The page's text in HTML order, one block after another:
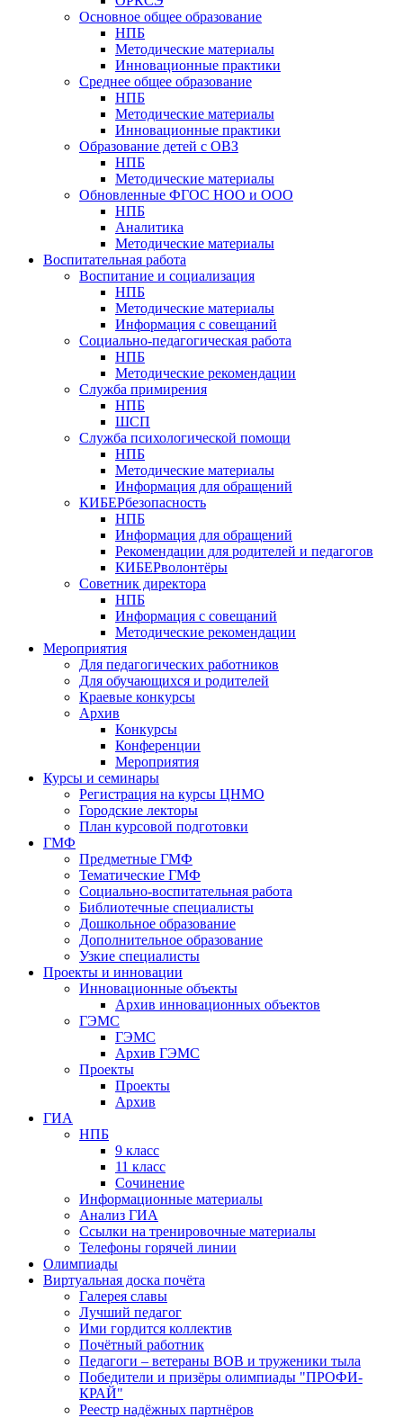
Основное общее образование
НПБ
Методические материалы
Инновационные практики
Среднее общее образование
НПБ
Методические материалы
Инновационные практики
Образование детей с ОВЗ
НПБ
Методические материалы
Обновленные ФГОС НОО и ООО
НПБ
Аналитика
Методические материалы
Воспитательная работа
Воспитание и социализация
НПБ
Методические материалы
Информация с совещаний
Социально-педагогическая работа
НПБ
Методические рекомендации
Служба примирения
НПБ
ШСП
Служба психологической помощи
НПБ
Методические материалы
Информация для обращений
КИБЕРбезопасность
НПБ
Информация для обращений
Рекомендации для родителей и педагогов
КИБЕРволонтёры
Советник директора
НПБ
Информация с совещаний
Методические рекомендации
Мероприятия
Для педагогических работников
Для обучающихся и родителей
Краевые конкурсы
Архив
Конкурсы
Конференции
Мероприятия
Курсы и семинары
Регистрация на курсы ЦНМО
Городские лекторы
План курсовой подготовки
ГМФ
Предметные ГМФ
Тематические ГМФ
Социально-воспитательная работа
Библиотечные специалисты
Дошкольное образование
Дополнительное образование
Узкие специалисты
Проекты и инновации
Инновационные объекты
Архив инновационных объектов
ГЭМС
ГЭМС
Архив ГЭМС
Проекты
Проекты
Архив
ГИА
НПБ
9 класс
11 класс
Сочинение
Информационные материалы
Анализ ГИА
Ссылки на тренировочные материалы
Телефоны горячей линии
Олимпиады
Виртуальная доска почёта
Галерея славы
Лучший педагог
Ими гордится коллектив
Почётный работник
Педагоги – ветераны ВОВ и труженики тыла
Победители и призёры олимпиады "ПРОФИ-
КРАЙ"
Реестр надёжных партнёров